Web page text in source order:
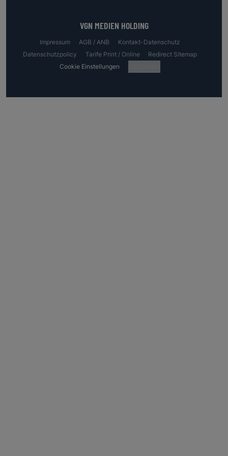
VGN MEDIEN HOLDING
Impressum AGB / ANB
Kontakt-Datenschutz
Datenschutzpolicy
Tarife Print / Online
Redirect Sitemap
Cookie Einstellungen